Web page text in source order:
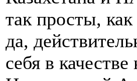
так просты,
да,
себя в